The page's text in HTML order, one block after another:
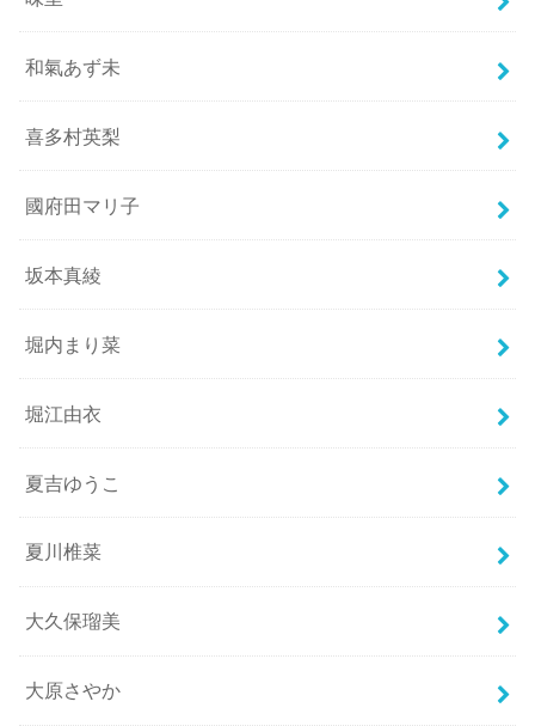
和氣あず未
喜多村英梨
國府田マリ子
坂本真綾
堀内まり菜
堀江由衣
夏吉ゆうこ
夏川椎菜
大久保瑠美
大原さやか